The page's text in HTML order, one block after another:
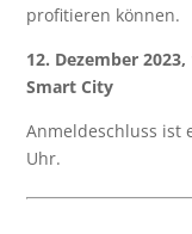
profitieren können.
12. Dezember
Smart City
Anmeldeschluss ist
Uhr.